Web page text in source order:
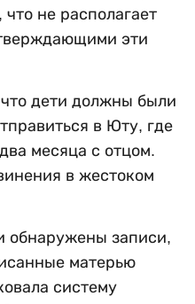
не располагает
эти
дети должны были
в Юту, где
месяца с отцом.
в жестоком
обнаружены записи,
матерью
систему